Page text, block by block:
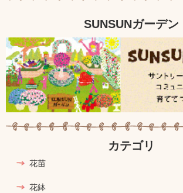
SUNSUNガーデン
カテゴリ
花苗
花鉢